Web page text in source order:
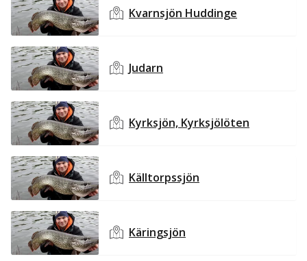
Kvarnsjön Huddinge
Judarn
Kyrksjön, Kyrksjölöten
Källtorpssjön
Käringsjön